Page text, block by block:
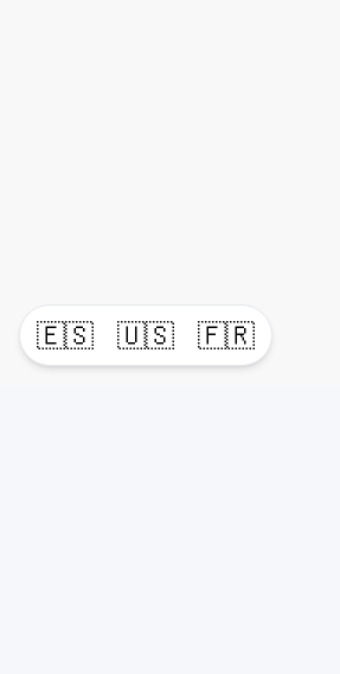
🇪🇸 🇺🇸 🇫🇷